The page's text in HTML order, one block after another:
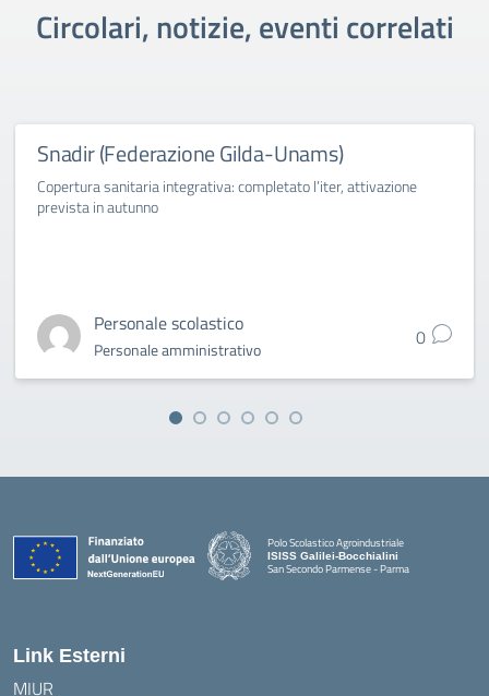
Circolari, notizie, eventi correlati
Snadir (Federazione Gilda-Unams)
Copertura sanitaria integrativa: completato l’iter, attivazione
prevista in autunno
Personale scolastico
Personale amministrativo 0
Polo Scolastico Agroindustriale
ISISS Galilei-Bocchialini
San Secondo Parmense - Parma
Link Esterni
MIUR